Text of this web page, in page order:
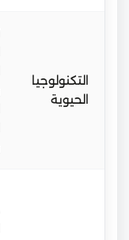
التكنولوجيا
الحيوية